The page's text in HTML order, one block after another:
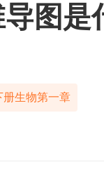
图
册生物第一章